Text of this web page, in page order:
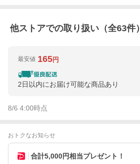
他ストアでの取り扱い（全63件）
最安値 165円
2日以内にお届け可能な商品あり
8/6 4:00時点
おトクなお知らせ
合計5,000円相当プレゼント！